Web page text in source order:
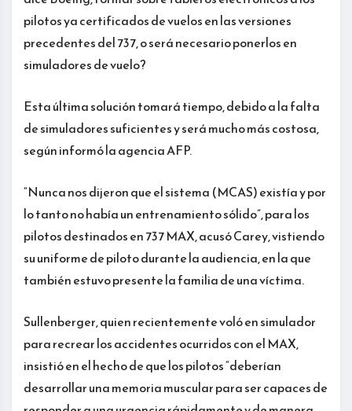
pilotos ya certificados de vuelos en las versiones
precedentes del 737, o será necesario ponerlos en
simuladores de vuelo?
Esta última solución tomará tiempo, debido a la falta
de simuladores suficientes y será mucho más costosa,
según informó la agencia AFP.
“Nunca nos dijeron que el sistema (MCAS) existía y por
lo tanto no había un entrenamiento sólido”, para los
pilotos destinados en 737 MAX, acusó Carey, vistiendo
su uniforme de piloto durante la audiencia, en la que
también estuvo presente la familia de una víctima.
Sullenberger, quien recientemente voló en simulador
para recrear los accidentes ocurridos con el MAX,
insistió en el hecho de que los pilotos “deberían
desarrollar una memoria muscular para ser capaces de